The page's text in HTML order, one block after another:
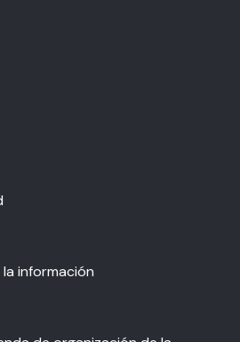
información